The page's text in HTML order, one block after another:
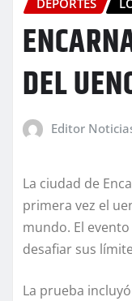
DEPORTES
DEL
Editor
La ciudad de
primera vez el
mundo. El
desafiar sus
La prueba